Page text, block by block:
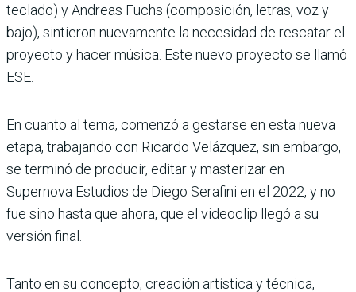
teclado) y Andreas Fuchs (composición, letras, voz y
bajo), sintieron nuevamente la necesidad de rescatar el
proyecto y hacer música. Este nuevo proyecto se llamó
ESE.
En cuanto al tema, comenzó a gestarse en esta nueva
etapa, trabajando con Ricardo Velázquez, sin embargo,
se terminó de producir, editar y masterizar en
Supernova Estudios de Diego Serafini en el 2022, y no
fue sino hasta que ahora, que el videoclip llegó a su
versión final.
Tanto en su concepto, creación artística y técnica,